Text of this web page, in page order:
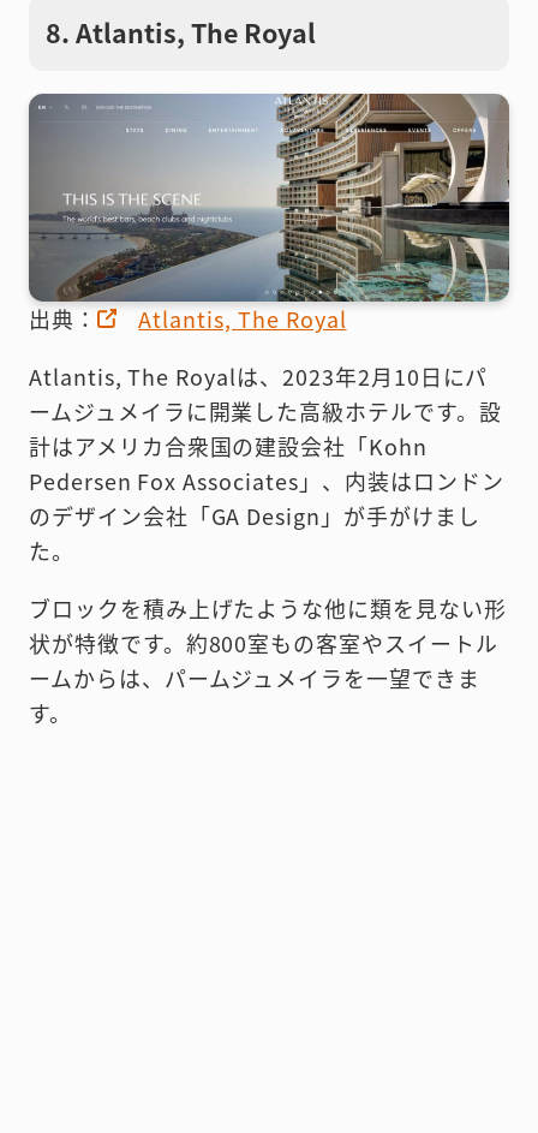
8. Atlantis, The Royal
出典：
Atlantis, The Royal
Atlantis, The Royalは、2023年2月10日にパ
ームジュメイラに開業した高級ホテルです。設
計はアメリカ合衆国の建設会社「Kohn
Pedersen Fox Associates」、内装はロンドン
のデザイン会社「GA Design」が手がけまし
た。
ブロックを積み上げたような他に類を見ない形
状が特徴です。約800室もの客室やスイートル
ームからは、パームジュメイラを一望できま
す。